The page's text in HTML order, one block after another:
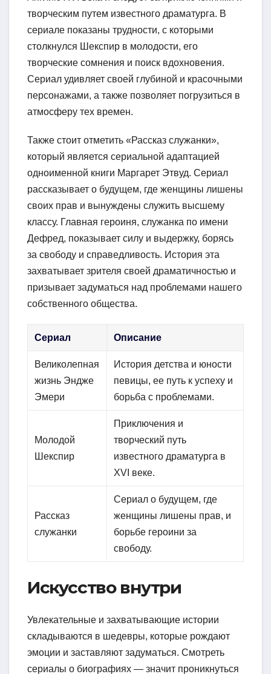
творческим путем известного драматурга. В
сериале показаны трудности, с которыми
столкнулся Шекспир в молодости, его
творческие сомнения и поиск вдохновения.
Сериал удивляет своей глубиной и красочными
персонажами, а также позволяет погрузиться в
атмосферу тех времен.
Также стоит отметить «Рассказ служанки»,
который является сериальной адаптацией
одноименной книги Маргарет Этвуд. Сериал
рассказывает о будущем, где женщины лишены
своих прав и вынуждены служить высшему
классу. Главная героиня, служанка по имени
Дефред, показывает силу и выдержку, борясь
за свободу и справедливость. История эта
захватывает зрителя своей драматичностью и
призывает задуматься над проблемами нашего
собственного общества.
Сериал Описание
Великолепная
жизнь Эндже
Эмери
История детства и юности
певицы, ее путь к успеху и
борьба с проблемами.
Молодой
Шекспир
Приключения и
творческий путь
известного драматурга в
XVI веке.
Рассказ
служанки
Сериал о будущем, где
женщины лишены прав, и
борьбе героини за
свободу.
Искусство внутри
Увлекательные и захватывающие истории
складываются в шедевры, которые рождают
эмоции и заставляют задуматься. Смотреть
сериалы о биографиях — значит проникнуться